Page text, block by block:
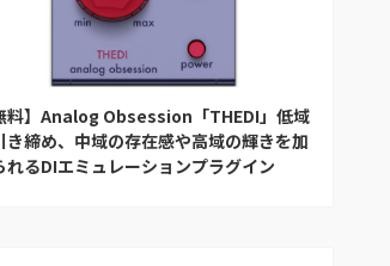
料】Analog Obsession「THEDI」低域
き締め、中域の存在感や高域の輝きを加
れるDIエミュレーションプラグイン